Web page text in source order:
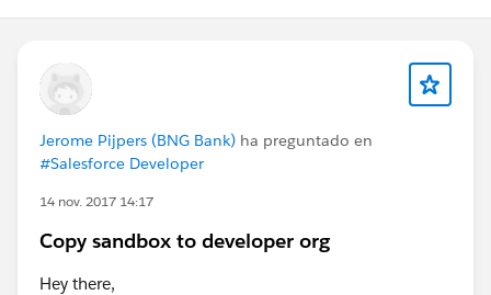
Jerome Pijpers (BNG Bank) ha preguntado en
#Salesforce Developer
14 nov. 2017 14:17
Copy sandbox to developer org
Hey there,